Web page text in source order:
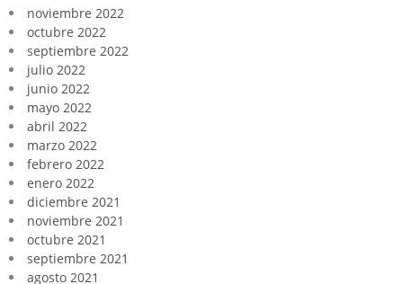
noviembre 2022
octubre 2022
septiembre 2022
julio 2022
junio 2022
mayo 2022
abril 2022
marzo 2022
febrero 2022
enero 2022
diciembre 2021
noviembre 2021
octubre 2021
septiembre 2021
agosto 2021